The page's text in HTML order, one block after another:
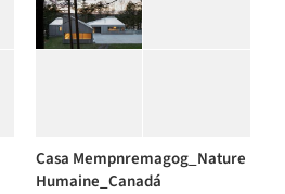
Casa Mempnremagog_Nature
Humaine_Canadá